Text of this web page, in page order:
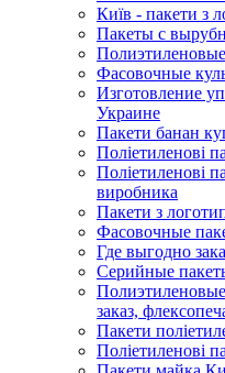
Київ - пакети з
Пакеты с
Фасовочные
Изготовление
Украине
Пакети банан
Поліетиленові
Поліетиленові
виробника
Пакети з
Фасовочные
Где выгодно
Серийные
заказ,
Пакети
Поліетиленові